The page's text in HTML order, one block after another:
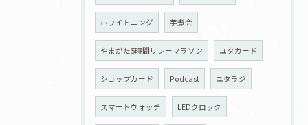
ホワイトニング 芋煮会
やまがた5時間リレーマラソン ユタカード
ショップカード Podcast ユタラジ
スマートウォッチ LEDクロック